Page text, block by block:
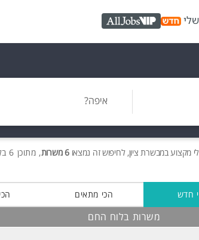
AllJobs VIP
איפה?
מקצוע במבשרת ציון, לחיפוש זה נמצאו6 משרות , מתוכן 6 בלוח החם חינם!
חדש הכי מתאים
משרות בלוח החם